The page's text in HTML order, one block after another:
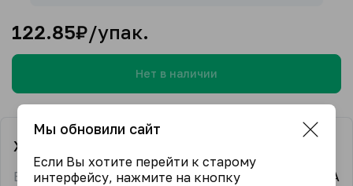
122.85₽/упак.
Нет в наличии
Характеристики
Бренд GAMMA
Мы обновили сайт
Если Вы хотите перейти к старому
интерфейсу, нажмите на кнопку